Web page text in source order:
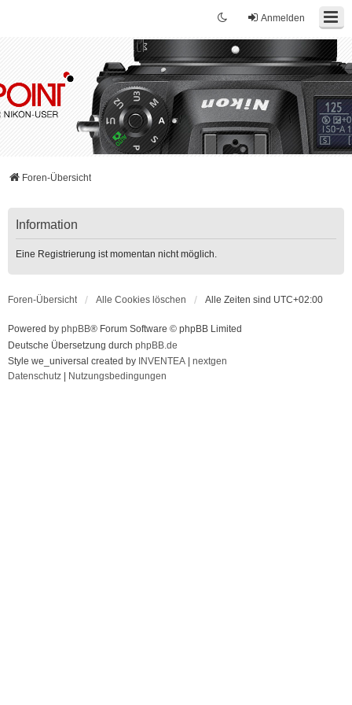
Anmelden
Foren-Übersicht
Information
Eine Registrierung ist momentan nicht möglich.
Foren-Übersicht Alle Cookies löschen Alle Zeiten sind UTC+02:00
Powered by phpBB® Forum Software © phpBB Limited
Deutsche Übersetzung durch phpBB.de
Style we_universal created by INVENTEA
nextgen
Datenschutz
Nutzungsbedingungen